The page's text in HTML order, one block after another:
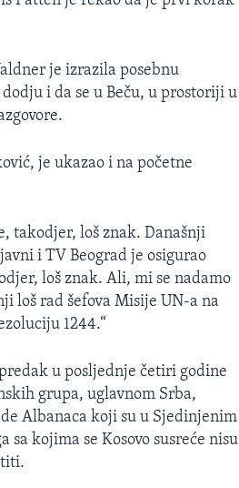
je izrazila posebnu
i da se u Beču, u prostoriji u
je ukazao i na početne
takodjer, loš znak. Današnji
i TV Beograd je osigurao
loš znak. Ali, mi se nadamo
loš rad šefova Misije UN-a na
1244.“
u posljednje četiri godine
grupa, uglavnom Srba,
Albanaca koji su u Sjedinjenim
sa kojima se Kosovo susreće nisu